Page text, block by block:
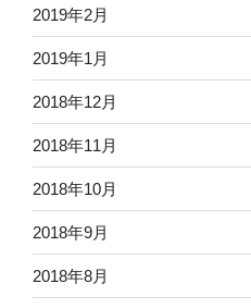
2019年2月
2019年1月
2018年12月
2018年11月
2018年10月
2018年9月
2018年8月